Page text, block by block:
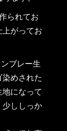
られてお
上がってお
ブレー生
めされた
になって
少ししっか